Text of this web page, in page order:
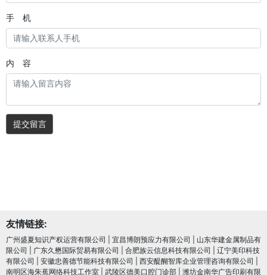
手 机
内 容
提交留言
友情链接:
广州盛夏知识产权运营有限公司 宜昌博朗预应力有限公司
山东华建金属制品有
限公司
广东久懋国际贸易有限公司 合肥族云信息科技有限公司
辽宁美印科技
有限公司
安徽忠善德节能科技有限公司 西安醍醐智库企业管理咨询有限公司
南明区海朱蕉网络科技工作室
武陵区德美口腔门诊部
潍坊金南华广告印刷有限